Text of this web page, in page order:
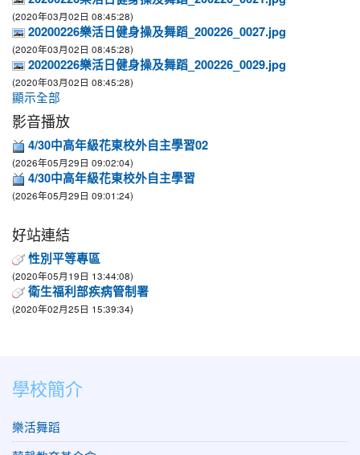
(2020年03月02日 08:45:28)
20200226樂活日健身操及舞蹈_200226_0027.jpg
(2020年03月02日 08:45:28)
20200226樂活日健身操及舞蹈_200226_0029.jpg
(2020年03月02日 08:45:28)
顯示全部
影音播放
4/30中高年級花東校外自主學習02
(2026年05月29日 09:02:04)
4/30中高年級花東校外自主學習
(2026年05月29日 09:01:24)
好站連結
性別平等專區
(2020年05月19日 13:44:08)
衛生福利部疾病管制署
(2020年02月25日 15:39:34)
學校簡介
樂活舞蹈